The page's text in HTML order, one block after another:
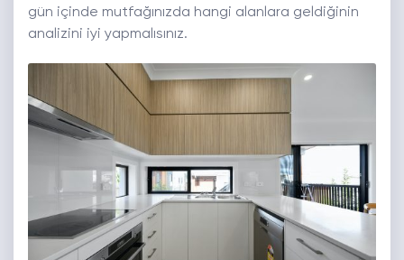
gün içinde mutfağınızda hangi alanlara geldiğinin
analizini iyi yapmalısınız.